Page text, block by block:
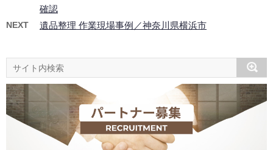
確認
NEXT 遺品整理 作業現場事例／神奈川県横浜市